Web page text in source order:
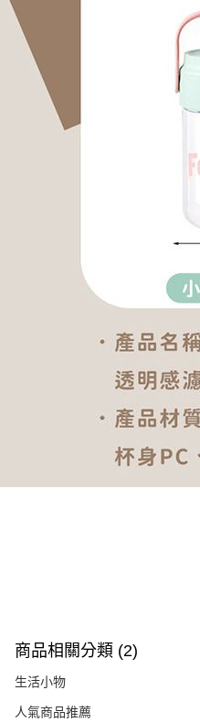
商品相關分類 (2)
生活小物
人氣商品推薦